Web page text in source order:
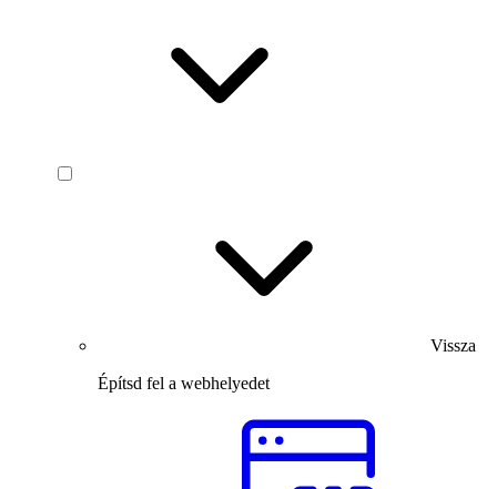
Vissza
Építsd fel a webhelyedet